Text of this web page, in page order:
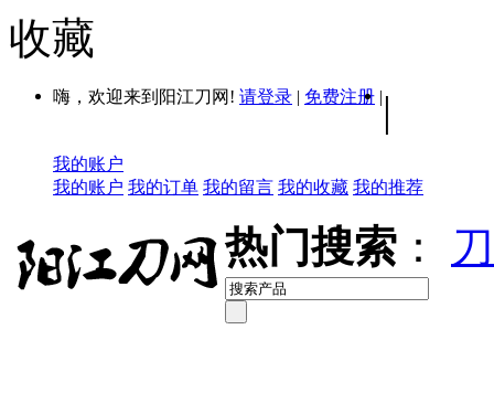
收藏
嗨，欢迎来到阳江刀网! 请登录 | 免费注册 | |
我的账户
我的账户 我的订单 我的留言 我的收藏 我的推荐
热门搜索 ：